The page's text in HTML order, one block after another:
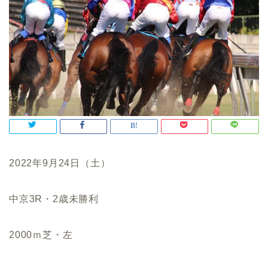
2022年9月24日（土）
中京3R・2歳未勝利
2000ｍ芝・左